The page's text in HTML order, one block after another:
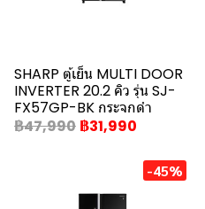
SHARP ตู้เย็น MULTI DOOR
INVERTER 20.2 คิว รุ่น SJ-
FX57GP-BK กระจกดำ
฿47,990 ฿31,990
-45%